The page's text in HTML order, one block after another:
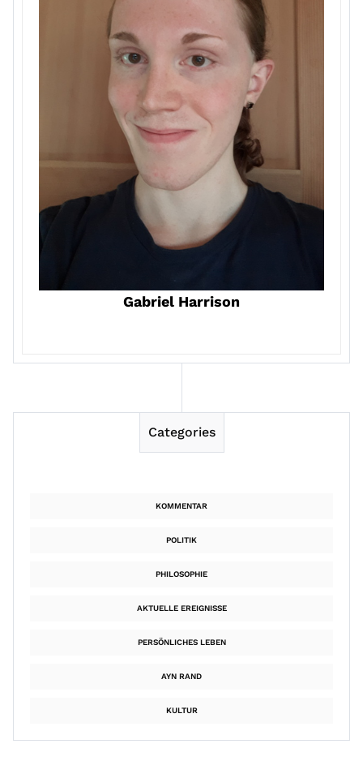
Gabriel Harrison
Categories
KOMMENTAR
POLITIK
PHILOSOPHIE
AKTUELLE EREIGNISSE
PERSÖNLICHES LEBEN
AYN RAND
KULTUR